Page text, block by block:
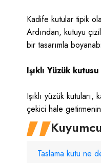
Kadife kutular tipik
Ardından, kutuyu
bir tasarımla
Işıklı Yüzük
Işıklı yüzük
çekici hale
Taslama kutu ne